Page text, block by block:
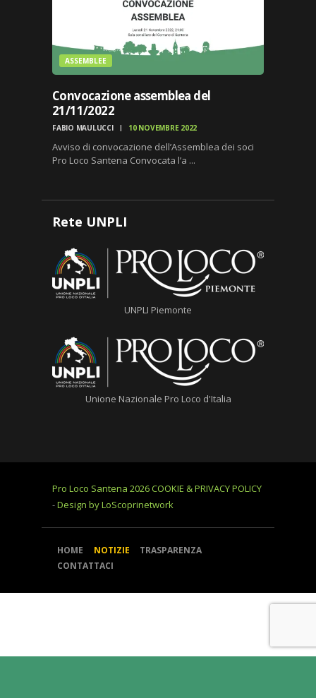
ASSEMBLEE
Convocazione assemblea del
21/11/2022
FABIO MAULUCCI 10 NOVEMBRE 2022
Avviso di convocazione dell’Assemblea dei soci
Pro Loco Santena Convocata l’a ...
Rete UNPLI
UNPLI Piemonte
Unione Nazionale Pro Loco d'Italia
Pro Loco Santena 2026COOKIE & PRIVACY POLICY
-Design by LoScoprinetwork
HOME NOTIZIE
TRASPARENZA
CONTATTACI